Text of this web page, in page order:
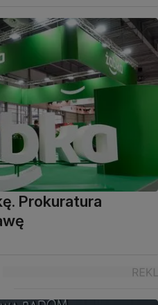
Prokuratura